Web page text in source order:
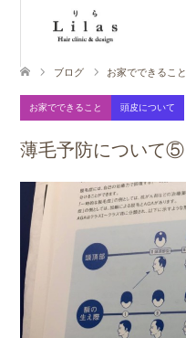
ブログ お家でできること
お家でできること 頭皮について
薄毛予防について⑤